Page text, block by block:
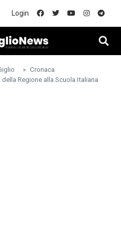
Login
Cronaca
Regione alla Scuola Italiana